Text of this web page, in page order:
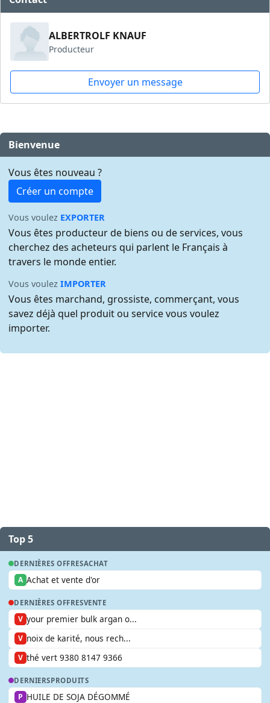
ALBERTROLF KNAUF
Producteur
Envoyer un message
Bienvenue
Vous êtes nouveau ?
Créer un compte
Vous voulez EXPORTER
Vous êtes producteur de biens ou de services, vous
cherchez des acheteurs qui parlent le Français à
travers le monde entier.
Vous voulezIMPORTER
Vous êtes marchand, grossiste, commerçant, vous
savez déjà quel produit ou service vous voulez
importer.
Top 5
DERNIÈRES OFFRESACHAT
A Achat et vente d'or
DERNIÈRES OFFRESVENTE
V your premier bulk argan o...
V noix de karité, nous rech...
V thé vert 9380 8147 9366
DERNIERSPRODUITS
P HUILE DE SOJA DÉGOMMÉ